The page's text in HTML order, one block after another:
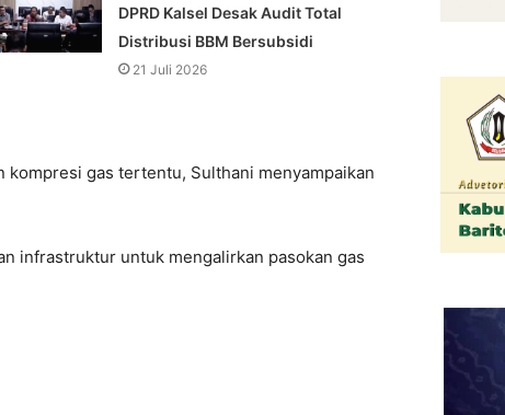
DPRD Kalsel Desak Audit Total
Distribusi BBM Bersubsidi
21 Juli 2026
kompresi gas tertentu, Sulthani menyampaikan
infrastruktur untuk mengalirkan pasokan gas